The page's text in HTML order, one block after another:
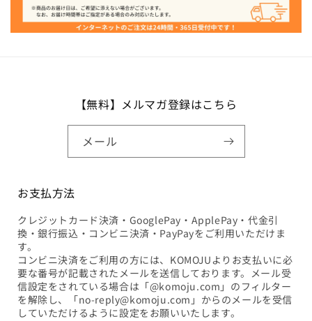
【無料】メルマガ登録はこちら
メール
お支払方法
クレジットカード決済・GooglePay・ApplePay・代金引
換・銀行振込・コンビニ決済・PayPayをご利用いただけま
す。
コンビニ決済をご利用の方には、KOMOJUよりお支払いに必
要な番号が記載されたメールを送信しております。メール受
信設定をされている場合は「@komoju.com」のフィルター
を解除し、「no-reply@komoju.com」からのメールを受信
していただけるように設定をお願いいたします。